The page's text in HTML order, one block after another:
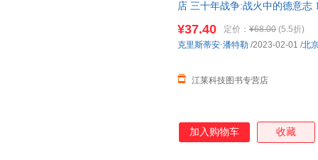
载浮载沉，无意中成了同时代
店 三十年战争:战火中的德意志
¥37.40 定价： ¥68.00 (5.5折)
江莱科技图书专营店
克里斯蒂安·潘特勒 /2023-02-01 /北
加入购物车 收藏